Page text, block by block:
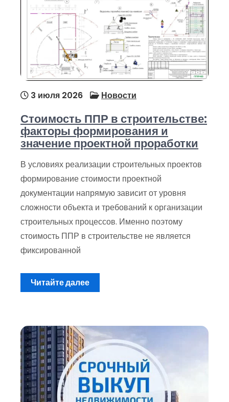
3 июля 2026 Новости
Стоимость ППР в строительстве:
факторы формирования и
значение проектной проработки
В условиях реализации строительных проектов
формирование стоимости проектной
документации напрямую зависит от уровня
сложности объекта и требований к организации
строительных процессов. Именно поэтому
стоимость ППР в строительстве не является
фиксированной
Читайте далее